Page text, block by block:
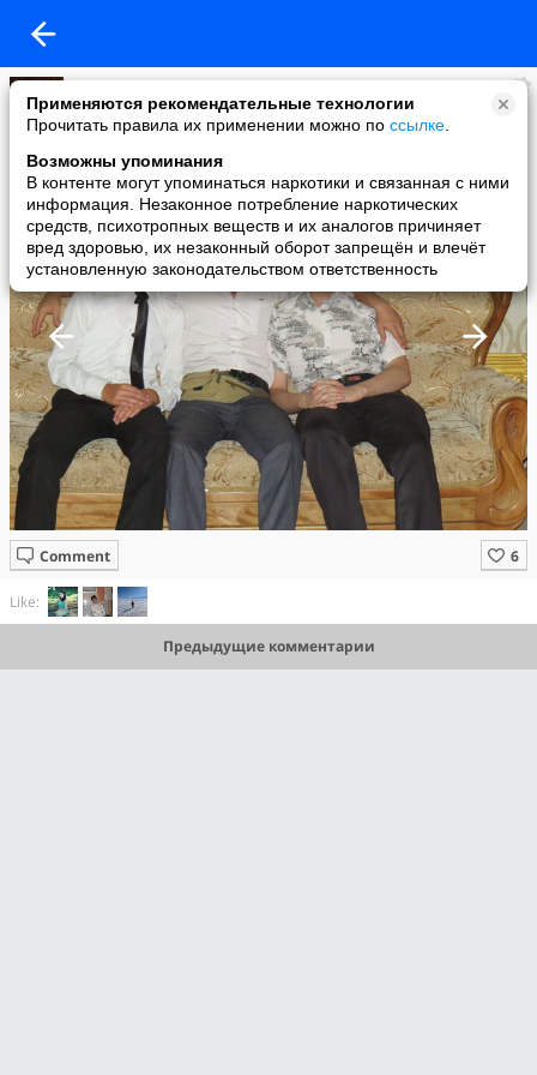
Применяются рекомендательные технологии
Прочитать правила их применении можно по ссылке
Возможны упоминания
В контенте могут упоминаться наркотики и связанная с ними
информация. Незаконное потребление наркотических
средств, психотропных веществ и их аналогов причиняет
вред здоровью, их незаконный оборот запрещён и влечёт
установленную законодательством ответственность
Игорь Ким
added a photo
16 Jun в 00:20
Comment
Like:
Предыдущие комментарии